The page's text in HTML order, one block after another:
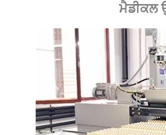
ਮੈਡੀਕਲ